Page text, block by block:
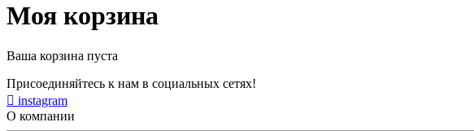
Моя корзина
Ваша корзина пуста
Присоединяйтесь к нам в социальных сетях!
instagram
О компании